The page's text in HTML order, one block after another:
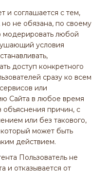
и соглашается с тем,
не обязана, по своему
модерировать любой
условия
доступ конкретного
сразу ко всем
или
Сайта в любое время
причин, с
или без такового,
может быть
действием.
Пользователь не
и отказывается от